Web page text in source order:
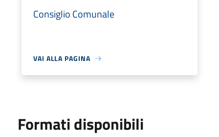
Consiglio Comunale
VAI ALLA PAGINA
Formati disponibili